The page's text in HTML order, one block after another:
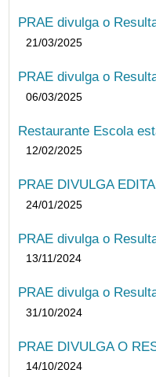
PRAE divulga o
21/03/2025
PRAE divulga o
06/03/2025
Restaurante Escola
12/02/2025
PRAE DIVULGA
24/01/2025
PRAE divulga o
13/11/2024
PRAE divulga o
31/10/2024
PRAE DIVULGA O
14/10/2024